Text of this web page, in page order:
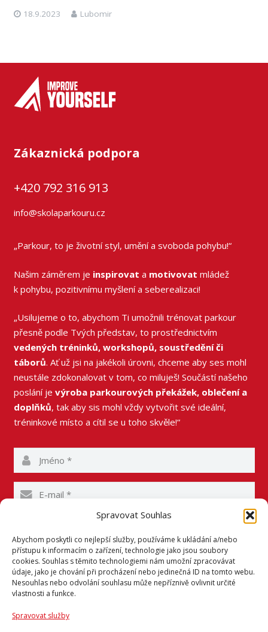
Spravovat Souhlas
Abychom poskytli co nejlepší služby, používáme k ukládání a/nebo
přístupu k informacím o zařízení, technologie jako jsou soubory
cookies. Souhlas s těmito technologiemi nám umožní zpracovávat
údaje, jako je chování při procházení nebo jedinečná ID na tomto webu.
Nesouhlas nebo odvolání souhlasu může nepříznivě ovlivnit určité
vlastnosti a funkce.
Spravovat služby
18.9.2023 Lubomir
Zákaznická podpora
+420 792 316 913
info@skolaparkouru.cz
„Parkour, to je životní styl, umění a svoboda pohybu!“
Našim záměrem je inspirovat a motivovat mládež
k pohybu, pozitivnímu myšlení a seberealizaci!
„Usilujeme o to, abychom Ti umožnili trénovat parkour
přesně podle Tvých představ, to prostřednictvím
vedených tréninků, workshopů, soustředění či
táborů. Ať už jsi na jakékoli úrovni, chceme aby ses mohl
neustále zdokonalovat v tom, co miluješ! Součástí našeho
poslání je výroba parkourových překážek, oblečení a
doplňků, tak aby sis mohl vždy vytvořit své ideální,
tréninkové místo a cítil se u toho skvěle!“